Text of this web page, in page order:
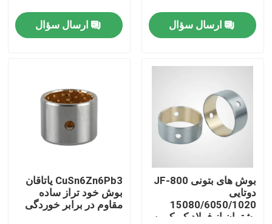
درباره ما
کنترل کیفیت
ارسال سؤال ارسال سؤال
بوش های بتونی JF-800
دوتایی
15080/6050/1020
پشتیبان از فولاد کم کربن
CuSn6Zn6Pb3 یاتاقان
بوش خود تراز ساده
مقاوم در برابر خوردگی